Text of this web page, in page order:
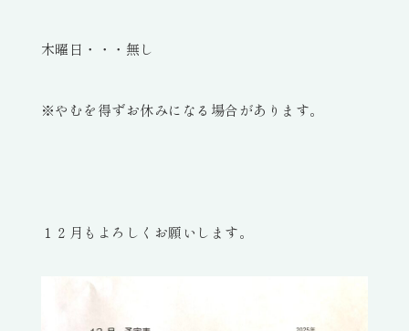
木曜日・・・無し
※やむを得ずお休みになる場合があります。
１２月もよろしくお願いします。